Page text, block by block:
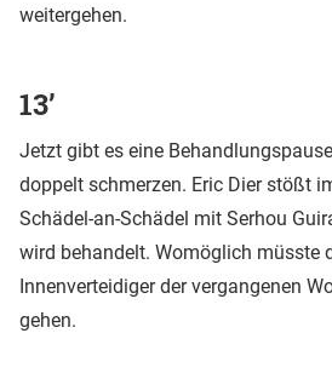
weitergehen.
13’
Jetzt gibt es eine
doppelt schmerzen. Eric Dier stößt
Schädel-an-Schädel mit Serhou
wird behandelt. Womöglich müsste
Innenverteidiger der vergangenen
gehen.